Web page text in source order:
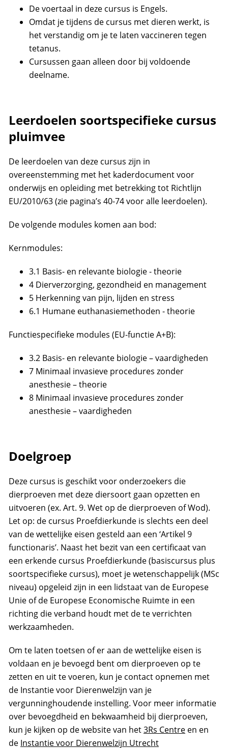
De voertaal in deze cursus is Engels.
Omdat je tijdens de cursus met dieren werkt, is
het verstandig om je te laten vaccineren tegen
tetanus.
Cursussen gaan alleen door bij voldoende
deelname.
Leerdoelen soortspecifieke cursus
pluimvee
De leerdoelen van deze cursus zijn in
overeenstemming met het kaderdocument voor
onderwijs en opleiding met betrekking tot Richtlijn
EU/2010/63 (zie pagina’s 40-74 voor alle leerdoelen).
De volgende modules komen aan bod:
Kernmodules:
3.1 Basis- en relevante biologie - theorie
4 Dierverzorging, gezondheid en management
5 Herkenning van pijn, lijden en stress
6.1 Humane euthanasiemethoden - theorie
Functiespecifieke modules (EU-functie A+B):
3.2 Basis- en relevante biologie – vaardigheden
7 Minimaal invasieve procedures zonder
anesthesie – theorie
8 Minimaal invasieve procedures zonder
anesthesie – vaardigheden
Doelgroep
Deze cursus is geschikt voor onderzoekers die
dierproeven met deze diersoort gaan opzetten en
uitvoeren (ex. Art. 9. Wet op de dierproeven of Wod).
Let op: de cursus Proefdierkunde is slechts een deel
van de wettelijke eisen gesteld aan een ‘Artikel 9
functionaris’. Naast het bezit van een certificaat van
een erkende cursus Proefdierkunde (basiscursus plus
soortspecifieke cursus), moet je wetenschappelijk (MSc
niveau) opgeleid zijn in een lidstaat van de Europese
Unie of de Europese Economische Ruimte in een
richting die verband houdt met de te verrichten
werkzaamheden.
Om te laten toetsen of er aan de wettelijke eisen is
voldaan en je bevoegd bent om dierproeven op te
zetten en uit te voeren, kun je contact opnemen met
de Instantie voor Dierenwelzijn van je
vergunninghoudende instelling. Voor meer informatie
over bevoegdheid en bekwaamheid bij dierproeven,
kun je kijken op de website van het3Rs Centre en en
de Instantie voor Dierenwelzijn Utrecht